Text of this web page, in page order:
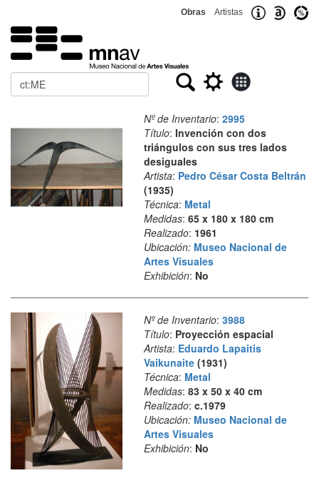
Obras Artistas
Buscar
Nº de Inventario: 2995
Título: Invención con dos
triángulos con sus tres lados
desiguales
Artista: Pedro César Costa Beltrán
(1935)
Técnica: Metal
Medidas: 65 x 180 x 180 cm
Realizado: 1961
Ubicación: Museo Nacional de
Artes Visuales
Exhibición: No
Nº de Inventario: 3988
Título: Proyección espacial
Artista: Eduardo Lapaitis
Vaikunaite(1931)
Técnica: Metal
Medidas: 83 x 50 x 40 cm
Realizado: c.1979
Ubicación: Museo Nacional de
Artes Visuales
Exhibición: No